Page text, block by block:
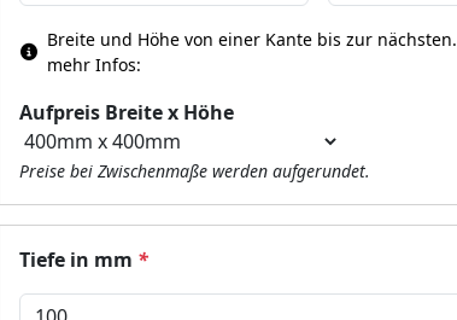
Aufpreis Breite x Höhe
Breite und Höhe von einer Kante bis zur nächsten.
mehr Infos:
Preise bei Zwischenmaße werden aufgerundet.
Tiefe in mm *